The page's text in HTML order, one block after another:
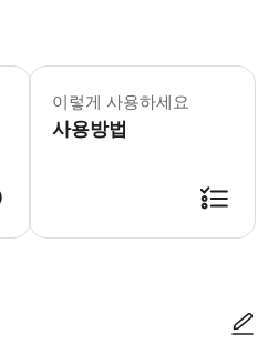
네이비 피어 센테니얼 휠 일요일:
* 2016년에 공개된 약 60m 높이의
이렇게 사용하세요
사용방법